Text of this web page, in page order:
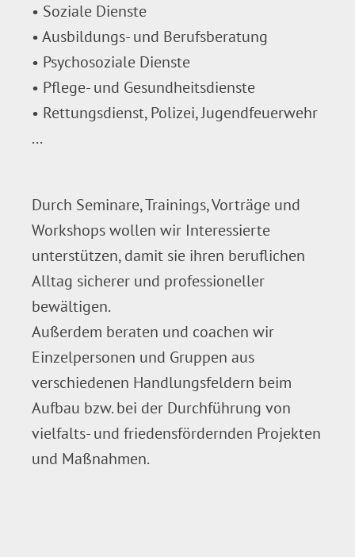
• Soziale Dienste
• Ausbildungs- und Berufsberatung
• Psychosoziale Dienste
• Pflege- und Gesundheitsdienste
• Rettungsdienst, Polizei, Jugendfeuerwehr
...
Durch Seminare, Trainings, Vorträge und
Workshops wollen wir Interessierte
unterstützen, damit sie ihren beruflichen
Alltag sicherer und professioneller
bewältigen.
Außerdem beraten und coachen wir
Einzelpersonen und Gruppen aus
verschiedenen Handlungsfeldern beim
Aufbau bzw. bei der Durchführung von
vielfalts- und friedensfördernden Projekten
und Maßnahmen.